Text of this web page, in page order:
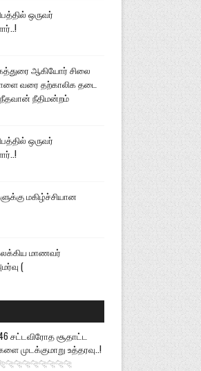
ஒருவர்
ஆகியோர் சிலை
நாளை வரை தற்காலிக தடை
நீதவான் நீதிமன்றம்
ஒருவர்
மகிழ்ச்சியான
மாணவர்
(
சட்டவிரோத சூதாட்ட
உத்தரவு..!